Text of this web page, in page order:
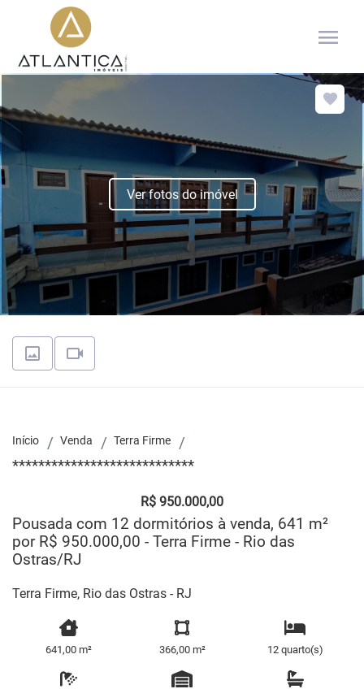
menu
Ver fotos do imóvel
Início Venda Terra Firme
****************************
R$ 950.000,00
Pousada com 12 dormitórios à venda, 641 m²
por R$ 950.000,00 - Terra Firme - Rio das
Ostras/RJ
Terra Firme, Rio das Ostras - RJ
641,00 m² 366,00 m² 12 quarto(s)